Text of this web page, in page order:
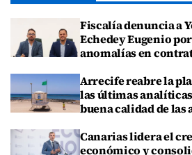
Fiscalía denuncia a
Echedey Eugenio
anomalías en
Arrecife reabre la
las últimas
buena calidad de las
Canarias lidera el
económico y